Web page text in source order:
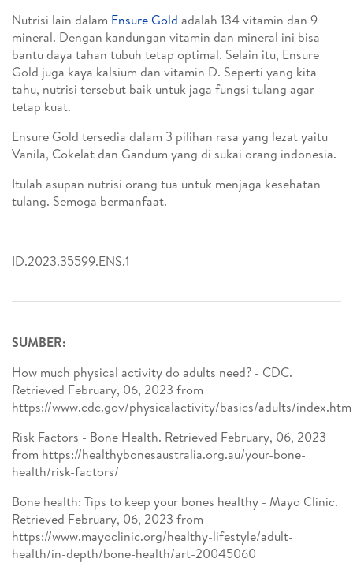
Nutrisi lain dalam Ensure Gold adalah 134 vitamin dan 9
mineral. Dengan kandungan vitamin dan mineral ini bisa
bantu daya tahan tubuh tetap optimal. Selain itu, Ensure
Gold juga kaya kalsium dan vitamin D. Seperti yang kita
tahu, nutrisi tersebut baik untuk jaga fungsi tulang agar
tetap kuat.
Ensure Gold tersedia dalam 3 pilihan rasa yang lezat yaitu
Vanila, Cokelat dan Gandum yang di sukai orang indonesia.
Itulah asupan nutrisi orang tua untuk menjaga kesehatan
tulang. Semoga bermanfaat.
ID.2023.35599.ENS.1
SUMBER:
How much physical activity do adults need? - CDC.
Retrieved February, 06, 2023 from
https://www.cdc.gov/physicalactivity/basics/adults/
Risk Factors - Bone Health. Retrieved February, 06, 2023
from https://healthybonesaustralia.org.au/your-bone-
health/risk-factors/
Bone health: Tips to keep your bones healthy - Mayo Clinic.
Retrieved February, 06, 2023 from
https://www.mayoclinic.org/healthy-lifestyle/adult-
health/in-depth/bone-health/art-20045060